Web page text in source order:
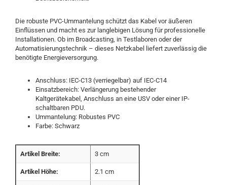
Die robuste PVC-Ummantelung schützt das Kabel vor äußeren
Einflüssen und macht es zur langlebigen Lösung für professionelle
Installationen. Ob im Broadcasting, in Testlaboren oder der
Automatisierungstechnik – dieses Netzkabel liefert zuverlässig die
benötigte Energieversorgung.
Anschluss: IEC-C13 (verriegelbar) auf IEC-C14
Einsatzbereich: Verlängerung bestehender
Kaltgerätekabel, Anschluss an eine USV oder einer IP-
schaltbaren PDU.
Ummantelung: Robustes PVC
Farbe: Schwarz
Artikel Breite: 3 cm
Artikel Höhe: 2.1 cm